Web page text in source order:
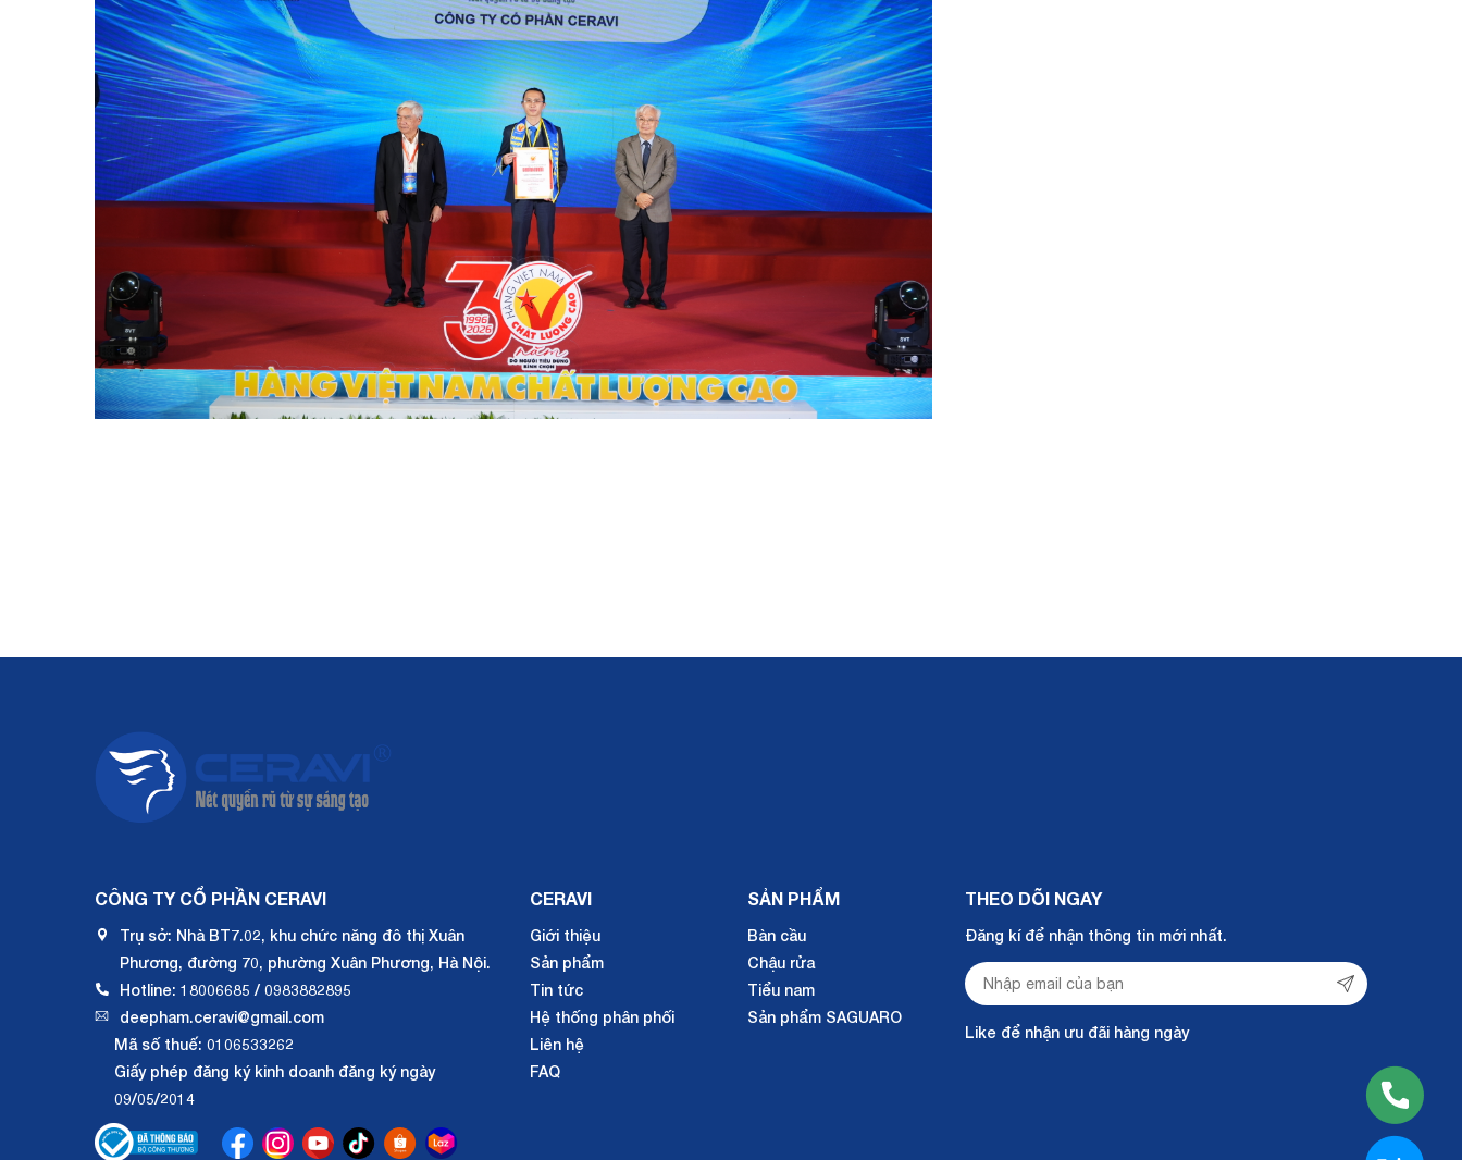
CÔNG TY CỔ PHẦN CERAVI
Trụ sở: Nhà BT7.02, khu chức năng đô thị Xuân
Phương, đường 70, phường Xuân Phương, Hà Nội.
Hotline: 18006685 / 0983882895
deepham.ceravi@gmail.com
Mã số thuế: 0106533262
Giấy phép đăng ký kinh doanh đăng ký ngày
09/05/2014
CERAVI
Giới thiệu
Sản phẩm
Tin tức
Hệ thống phân phối
Liên hệ
FAQ
SẢN PHẨM
Bàn cầu
Chậu rửa
Tiểu nam
Sản phẩm SAGUARO
THEO DÕI NGAY
Đăng kí để nhận thông tin mới nhất.
Like để nhận ưu đãi hàng ngày